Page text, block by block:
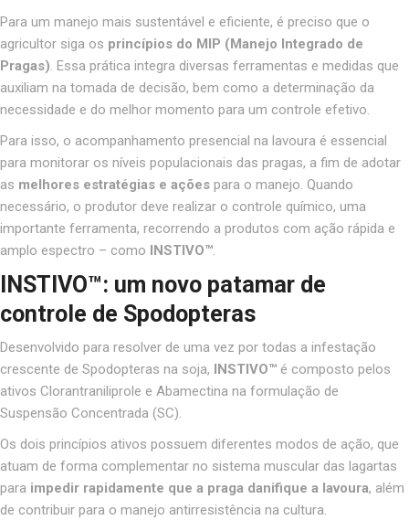
Para um manejo mais sustentável e eficiente, é preciso que o
agricultor siga os princípios do MIP (Manejo Integrado de
Pragas). Essa prática integra diversas ferramentas e medidas que
auxiliam na tomada de decisão, bem como a determinação da
necessidade e do melhor momento para um controle efetivo.
Para isso, o acompanhamento presencial na lavoura é essencial
para monitorar os níveis populacionais das pragas, a fim de adotar
as melhores estratégias e ações para o manejo. Quando
necessário, o produtor deve realizar o controle químico, uma
importante ferramenta, recorrendo a produtos com ação rápida e
amplo espectro – como INSTIVO™.
INSTIVO™: um novo patamar de
controle de Spodopteras
Desenvolvido para resolver de uma vez por todas a infestação
crescente de Spodopteras na soja, INSTIVO™ é composto pelos
ativos Clorantraniliprole e Abamectina na formulação de
Suspensão Concentrada (SC).
Os dois princípios ativos possuem diferentes modos de ação, que
atuam de forma complementar no sistema muscular das lagartas
para impedir rapidamente que a praga danifique a lavoura, além
de contribuir para o manejo antirresistência na cultura.